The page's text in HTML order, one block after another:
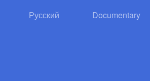
Русский Documentary